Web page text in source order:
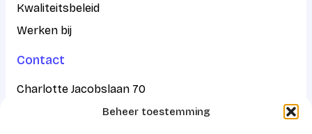
Beheer toestemming
Kwaliteitsbeleid
Werken bij
Contact
Charlotte Jacobslaan 70
2545 AB Den Haag